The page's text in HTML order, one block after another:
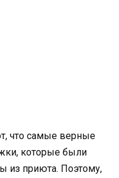
что самые верные
которые были
из приюта. Поэтому,